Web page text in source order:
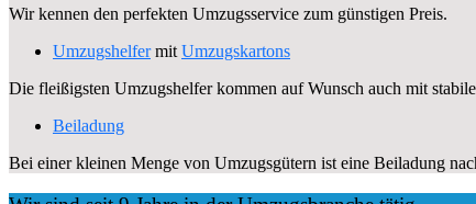
Wir kennen den perfekten Umzugsservice zum günstigen Preis.
Umzugshelfermit Umzugskartons
Die fleißigsten Umzugshelfer kommen auf Wunsch auch mit
Beiladung
Bei einer kleinen Menge von Umzugsgütern ist eine Beiladung